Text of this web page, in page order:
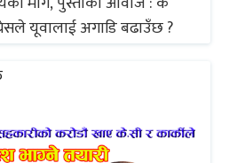
यूवालाई अगाडि बढाउँछ ?